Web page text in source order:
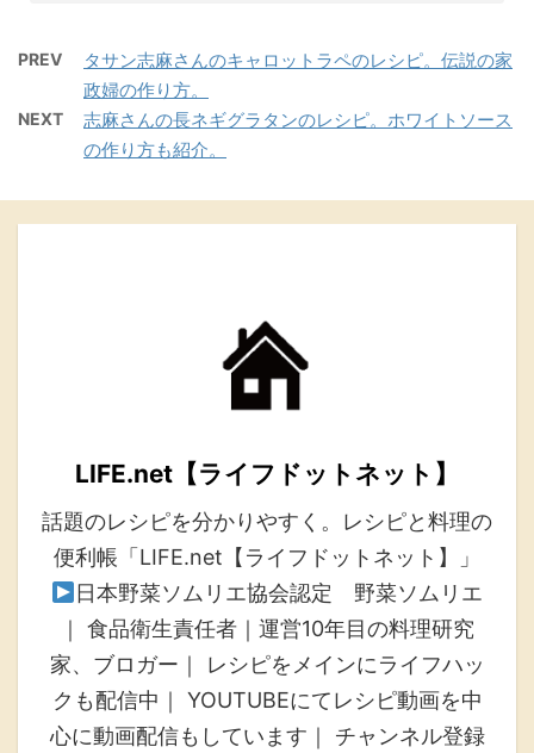
PREV
タサン志麻さんのキャロットラペのレシピ。伝説の家
政婦の作り方。
NEXT
志麻さんの長ネギグラタンのレシピ。ホワイトソース
の作り方も紹介。
LIFE.net【ライフドットネット】
話題のレシピを分かりやすく。レシピと料理の
便利帳「LIFE.net【ライフドットネット】」
日本野菜ソムリエ協会認定 野菜ソムリエ
｜ 食品衛生責任者｜運営10年目の料理研究
家、ブロガー｜ レシピをメインにライフハッ
クも配信中｜ YOUTUBEにてレシピ動画を中
心に動画配信もしています｜ チャンネル登録